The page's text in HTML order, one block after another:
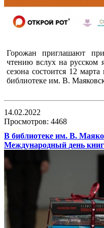
Горожан приглашают
чтению вслух на русском
сезона состоится 12
библиотеке им. В.
14.02.2022
Просмотров: 4468
В библиотеке им. В.
Международный день